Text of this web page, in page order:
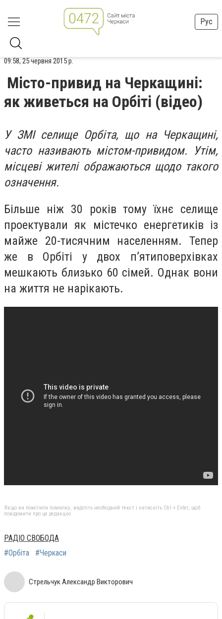
Рус
09:58, 25 червня 2015 р.
Місто-привид на Черкащині:
як живеться на Орбіті (відео)
У ЗМІ селище Орбіта, що на Черкащині,
часто називають містом-привидом. Утім,
місцеві жителі ображаються щодо такого
означення.
Більше ніж 30 років тому їхнє селище
проектували як містечко енергетиків із
майже 20-тисячним населенням. Тепер
же в Орбіті у двох п’ятиповерхівках
мешкають близько 60 сімей. Однак вони
на життя не нарікають.
Якщо ви помітили помилку, виділіть необхідний текст і натисніть Ctrl + Enter, щоб
повідомити про це редакцію
РАДІО СВОБОДА
#Орбіта
#Черкаси
Стрельчук Александр Викторович